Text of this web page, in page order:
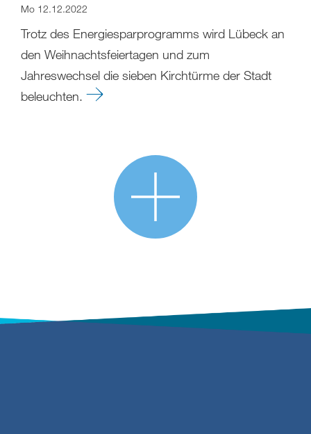
Mo 12.12.2022
Trotz des Energiesparprogramms wird Lübeck an
den Weihnachtsfeiertagen und zum
Jahreswechsel die sieben Kirchtürme der Stadt
beleuchten.